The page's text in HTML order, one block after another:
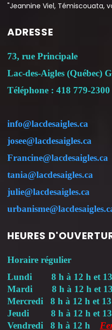
"Jeannine Viel, Témiscouata,
ADRESSE
73, rue Principale
Lac-des-Aigles (Québec)
Téléphone : 418 779-2300
info@lacdesaigles.ca
josee@lacdesaigles.ca
Francine@lacdesaigles.ca
tania@lacdesaigles.ca
julie@lacdesaigles.ca
HEURES
Horaire régulier
Lundi 8 h à 12 h et 13
Mardi 8 h à 12 h et 13
Mercredi 8 h à 12 h et
Jeudi 8 h à 12 h et 13
Vendredi 8 h à 12 h